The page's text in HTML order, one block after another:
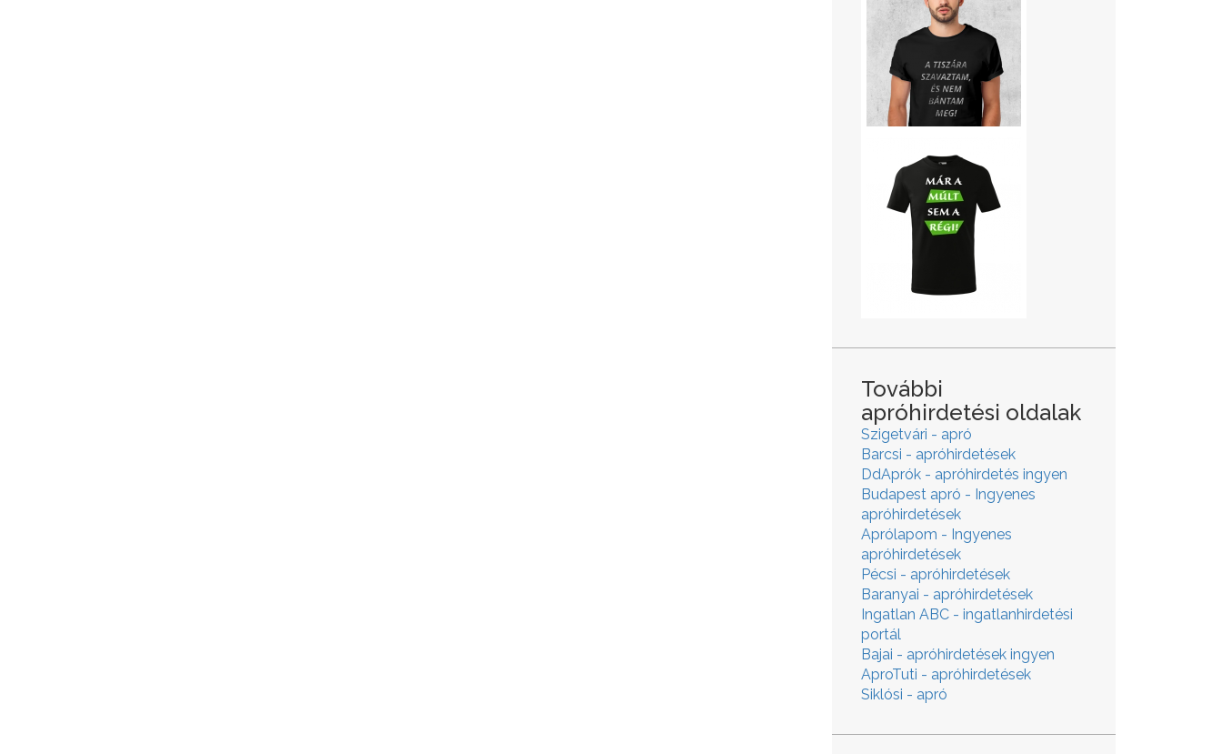
További
apróhirdetési oldalak
Szigetvári - apró
Barcsi - apróhirdetések
DdAprók - apróhirdetés ingyen
Budapest apró - Ingyenes
apróhirdetések
Aprólapom - Ingyenes
apróhirdetések
Pécsi - apróhirdetések
Baranyai - apróhirdetések
Ingatlan ABC - ingatlanhirdetési
portál
Bajai - apróhirdetések ingyen
AproTuti - apróhirdetések
Siklósi - apró